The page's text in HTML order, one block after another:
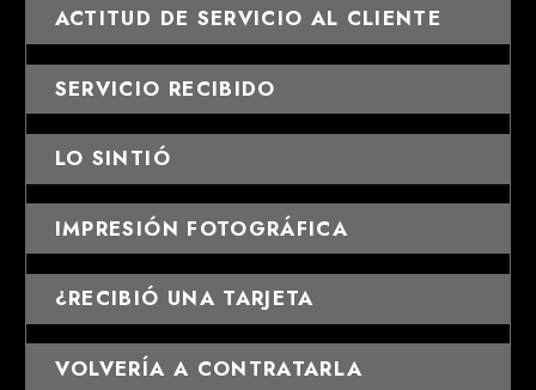
ACTITUD DE SERVICIO AL CLIENTE
SERVICIO RECIBIDO
LO SINTIÓ
IMPRESIÓN FOTOGRÁFICA
¿RECIBIÓ UNA TARJETA
VOLVERÍA A CONTRATARLA